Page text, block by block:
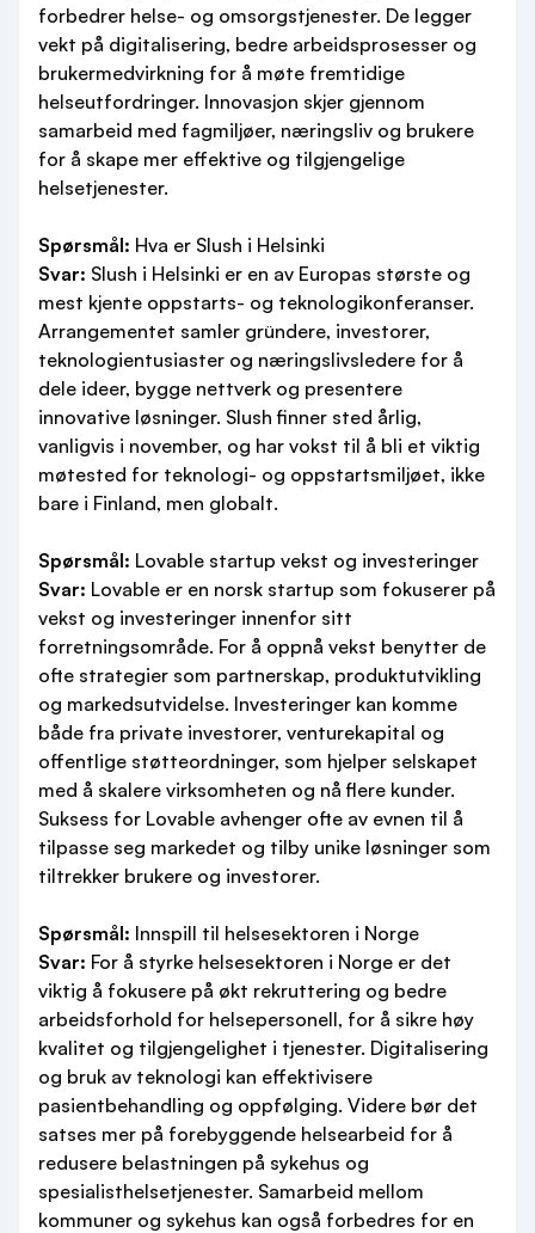
forbedrer helse- og omsorgstjenester. De legger
vekt på digitalisering, bedre arbeidsprosesser og
brukermedvirkning for å møte fremtidige
helseutfordringer. Innovasjon skjer gjennom
samarbeid med fagmiljøer, næringsliv og brukere
for å skape mer effektive og tilgjengelige
helsetjenester.
Spørsmål: Hva er Slush i Helsinki
Svar: Slush i Helsinki er en av Europas største og
mest kjente oppstarts- og teknologikonferanser.
Arrangementet samler gründere, investorer,
teknologientusiaster og næringslivsledere for å
dele ideer, bygge nettverk og presentere
innovative løsninger. Slush finner sted årlig,
vanligvis i november, og har vokst til å bli et viktig
møtested for teknologi- og oppstartsmiljøet, ikke
bare i Finland, men globalt.
Spørsmål: Lovable startup vekst og investeringer
Svar: Lovable er en norsk startup som fokuserer på
vekst og investeringer innenfor sitt
forretningsområde. For å oppnå vekst benytter de
ofte strategier som partnerskap, produktutvikling
og markedsutvidelse. Investeringer kan komme
både fra private investorer, venturekapital og
offentlige støtteordninger, som hjelper selskapet
med å skalere virksomheten og nå flere kunder.
Suksess for Lovable avhenger ofte av evnen til å
tilpasse seg markedet og tilby unike løsninger som
tiltrekker brukere og investorer.
Spørsmål: Innspill til helsesektoren i Norge
Svar: For å styrke helsesektoren i Norge er det
viktig å fokusere på økt rekruttering og bedre
arbeidsforhold for helsepersonell, for å sikre høy
kvalitet og tilgjengelighet i tjenester. Digitalisering
og bruk av teknologi kan effektivisere
pasientbehandling og oppfølging. Videre bør det
satses mer på forebyggende helsearbeid for å
redusere belastningen på sykehus og
spesialisthelsetjenester. Samarbeid mellom
kommuner og sykehus kan også forbedres for en